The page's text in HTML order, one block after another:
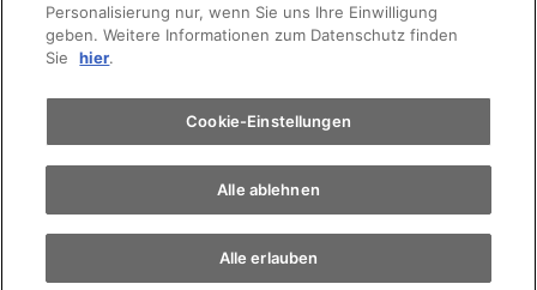
Auto finden
Elektromobilität
Cookie-Richtlinie Impressum AGB Jobs
Personalisierung nur, wenn Sie uns Ihre Einwilligung
geben. Weitere Informationen zum Datenschutz finden
Sie
hier.
Cookie-Einstellungen
Alle ablehnen
Alle erlauben